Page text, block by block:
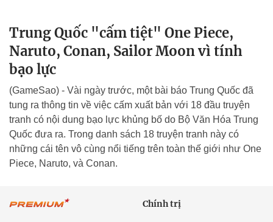
Trung Quốc "cấm tiệt" One Piece,
Naruto, Conan, Sailor Moon vì tính
bạo lực
(GameSao) - Vài ngày trước, một bài báo Trung Quốc đã
tung ra thông tin về việc cấm xuất bản với 18 đầu truyện
tranh có nội dung bạo lực khủng bố do Bộ Văn Hóa Trung
Quốc đưa ra. Trong danh sách 18 truyện tranh này có
những cái tên vô cùng nổi tiếng trên toàn thế giới như One
Piece, Naruto, và Conan.
Chính trị